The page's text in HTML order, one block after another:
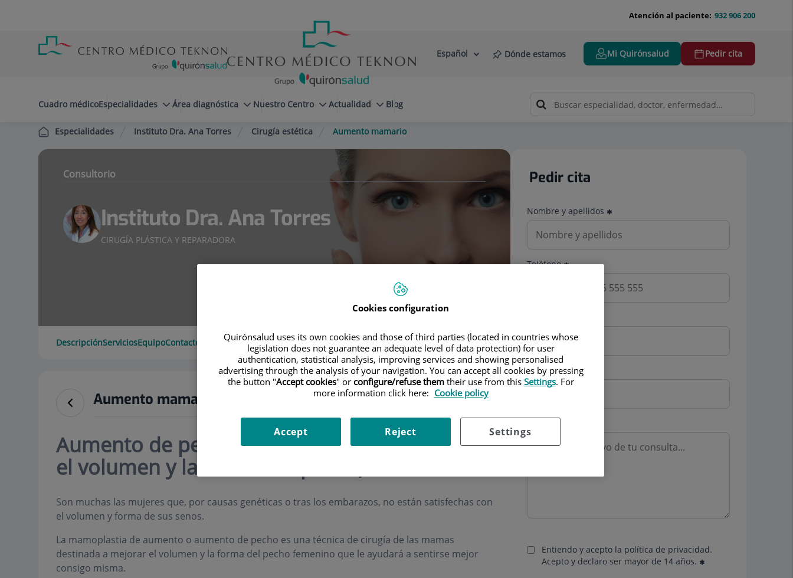
cabecera
932 906 200
Atención al paciente:
Selector
Idioma
Español Dónde estamos Mi Quirónsalud Pedir cita
Cuadro médicoEspecialidades Área diagnóstica Nuestro Centro Actualidad Blog
Especialidades Instituto Dra. Ana Torres Cirugía estética Aumento mamario
Consultorio
Instituto Dra. Ana Torres
CIRUGÍA PLÁSTICA Y REPARADORA
DescripciónServiciosEquipoContacto Datos de interésHorario
Aumento mamario
Aumento de pecho mediante prótesis (Mejora
el volumen y la forma del pecho)
Son muchas las mujeres que, por causas genéticas o tras los embarazos, no están satisfechas con
el volumen y forma de sus senos.
La mamoplastia de aumento o aumento de pecho es una técnica de cirugía de las mamas
destinada a mejorar el volumen y la forma del pecho femenino que le ayudará a sentirse mejor
consigo misma.
Pedir cita
Nombre y apellidos
Teléfono
Mutua
Motivo consulta
Entiendo y acepto la política de privacidad.
Acepto y declaro ser mayor de 14 años.
Cookies configuration
Quirónsalud uses its own cookies and those of third parties (located in countries whose
legislation does not guarantee an adequate level of data protection) for user
authentication, statistical analysis, improving services and showing personalised
advertising through the analysis of your navigation. You can accept all cookies by pressing
the button "Accept cookies" or configure/refuse themtheir use from this Settings. For
more information click here: Cookie policy
Settings
Reject
Accept